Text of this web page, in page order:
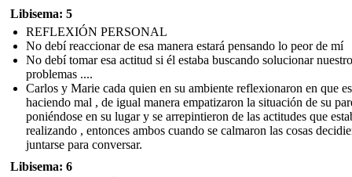
Libisema: 5
REFLEXIÓN PERSONAL
No debí reaccionar de esa manera estará pensando lo peor de mí
No debí tomar esa actitud si él estaba buscando solucionar
problemas ....
Carlos y Marie cada quien en su ambiente reflexionaron en que
haciendo mal , de igual manera empatizaron la situación de su
poniéndose en su lugar y se arrepintieron de las actitudes que
realizando , entonces ambos cuando se calmaron las cosas
juntarse para conversar.
Libisema: 6